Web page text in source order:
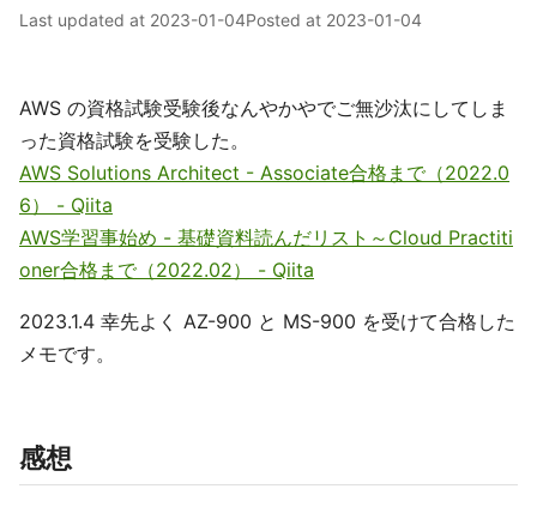
Last updated at 2023-01-04Posted at 2023-01-04
AWS の資格試験受験後なんやかやでご無沙汰にしてしま
った資格試験を受験した。
AWS Solutions Architect - Associate合格まで（2022.0
6） - Qiita
AWS学習事始め - 基礎資料読んだリスト～Cloud Practiti
oner合格まで（2022.02） - Qiita
2023.1.4 幸先よく AZ-900 と MS-900 を受けて合格した
メモです。
感想